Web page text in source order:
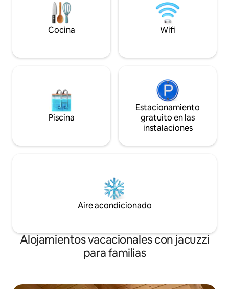
terraza orientada al sur,
estacionamiento en la entrada Número
de registro:H917932766
Cocina Wifi
Piscina
Estacionamiento
gratuito en las
instalaciones
Aire acondicionado
Alojamientos vacacionales con jacuzzi
para familias